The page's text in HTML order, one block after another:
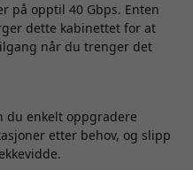
på opptil 40 Gbps. Enten
dette kabinettet for at
når du trenger det
du enkelt oppgradere
etter behov, og slipp